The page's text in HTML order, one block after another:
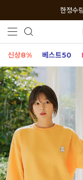
한정수
신상8% 베스트50